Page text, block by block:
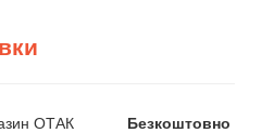
ОТАК Безкоштовно